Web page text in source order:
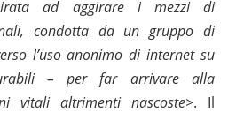
ad aggirare i mezzi di
condotta da un gruppo di
l’uso anonimo di internet su
– per far arrivare alla
vitali altrimenti nascoste>. Il